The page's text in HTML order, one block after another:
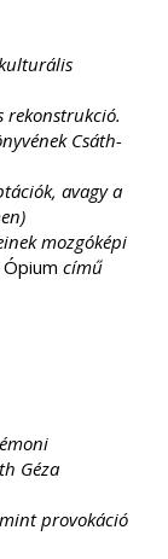
rekonstrukció.
Csáth-
avagy a
mozgóképi
Ópium című
Géza
provokáció